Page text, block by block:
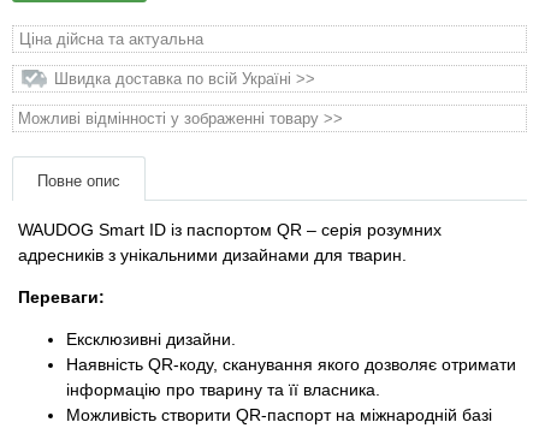
Ціна дійсна та актуальна
Швидка доставка по всій Україні >>
Можливі відмінності у зображенні товару >>
Повне опис
WAUDOG Smart ID із паспортом QR – серія розумних
адресників з унікальними дизайнами для тварин.
Переваги:
Ексклюзивні дизайни.
Наявність QR-коду, сканування якого дозволяє отримати
інформацію про тварину та її власника.
Можливість створити QR-паспорт на міжнародній базі
Товари для гризунів
Товари для людей
Хозряд - господарчі товари оптом
Архів / Знято з виробництва